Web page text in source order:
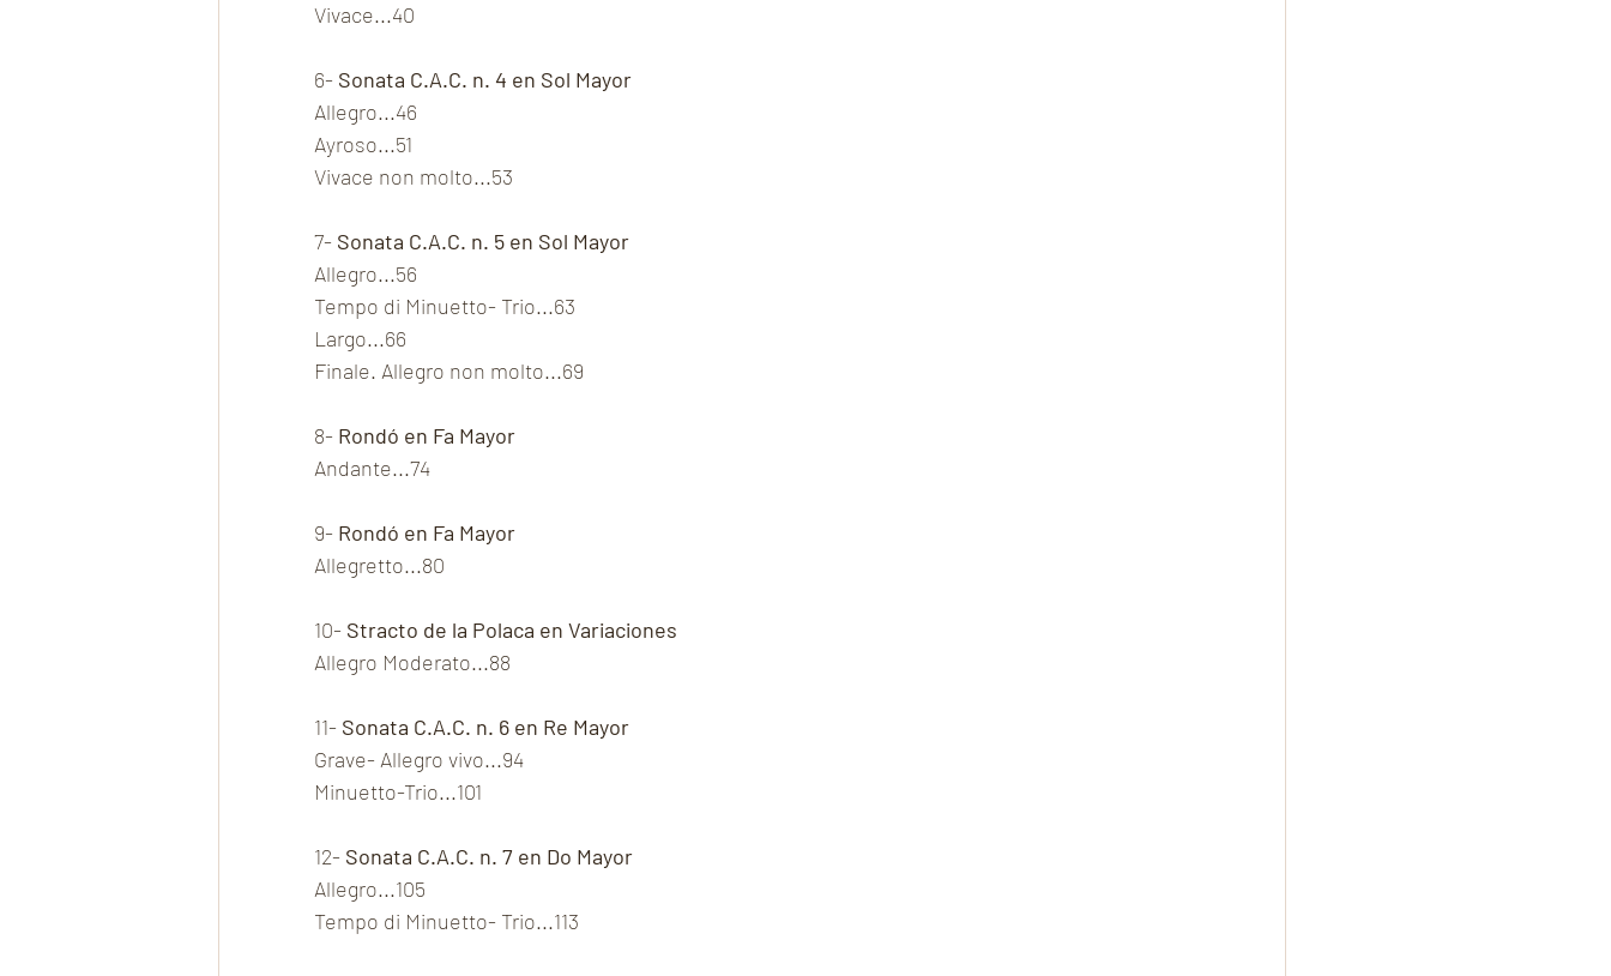
Vivace...40
6- Sonata C.A.C. n. 4 en Sol Mayor
Allegro...46
Ayroso...51
Vivace non molto...53
7- Sonata C.A.C. n. 5 en Sol Mayor
Allegro...56
Tempo di Minuetto- Trio...63
Largo...66
Finale. Allegro non molto...69
8- Rondó en Fa Mayor
Andante...74
9- Rondó en Fa Mayor
Allegretto...80
10- Stracto de la Polaca en Variaciones
Allegro Moderato...88
11- Sonata C.A.C. n. 6 en Re Mayor
Grave- Allegro vivo...94
Minuetto-Trio...101
12- Sonata C.A.C. n. 7 en Do Mayor
Allegro...105
Tempo di Minuetto- Trio...113